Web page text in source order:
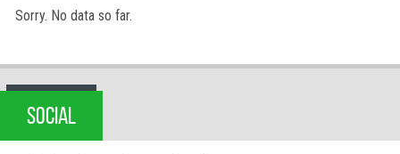
Sorry. No data so far.
SOCIAL